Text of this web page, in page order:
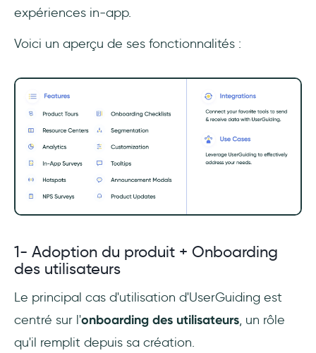
expériences in-app.
Voici un aperçu de ses fonctionnalités :
1- Adoption du produit + Onboarding
des utilisateurs
Le principal cas d'utilisation d'UserGuiding est
centré sur l'onboarding des utilisateurs, un rôle
qu'il remplit depuis sa création.